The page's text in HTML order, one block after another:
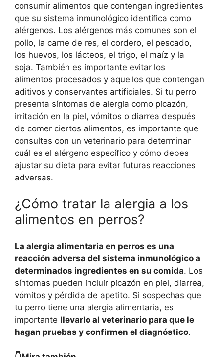
consumir alimentos que contengan ingredientes
que su sistema inmunológico identifica como
alérgenos. Los alérgenos más comunes son el
pollo, la carne de res, el cordero, el pescado,
los huevos, los lácteos, el trigo, el maíz y la
soja. También es importante evitar los
alimentos procesados y aquellos que contengan
aditivos y conservantes artificiales. Si tu perro
presenta síntomas de alergia como picazón,
irritación en la piel, vómitos o diarrea después
de comer ciertos alimentos, es importante que
consultes con un veterinario para determinar
cuál es el alérgeno específico y cómo debes
ajustar su dieta para evitar futuras reacciones
adversas.
¿Cómo tratar la alergia a los
alimentos en perros?
La alergia alimentaria en perros es una
reacción adversa del sistema inmunológico a
determinados ingredientes en su comida. Los
síntomas pueden incluir picazón en piel, diarrea,
vómitos y pérdida de apetito. Si sospechas que
tu perro tiene una alergia alimentaria, es
importante llevarlo al veterinario para que le
hagan pruebas y confirmen el diagnóstico.